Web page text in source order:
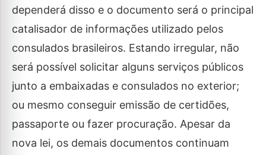
dependerá disso e o documento será o principal
catalisador de informações utilizado pelos
consulados brasileiros. Estando irregular, não
será possível solicitar alguns serviços públicos
junto a embaixadas e consulados no exterior;
ou mesmo conseguir emissão de certidões,
passaporte ou fazer procuração. Apesar da
nova lei, os demais documentos continuam